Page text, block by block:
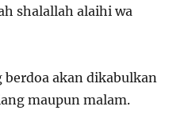
shalallah alaihi wa
berdoa akan dikabulkan
maupun malam.